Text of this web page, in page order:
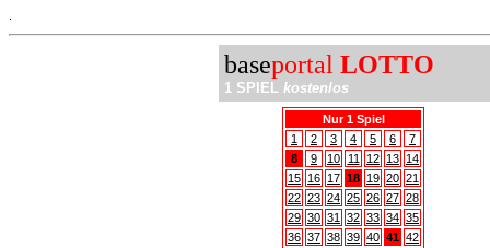
baseportal LOTTO
1 SPIEL kostenlos
Nur 1 Spiel
1
2 3 4 5 6
7
8
9 10 11 12 13 14
15 16 17 18 19 20 21
22 23 24 25 26 27 28
29 30 31 32 33 34 35
36 37 38 39 40 41 42